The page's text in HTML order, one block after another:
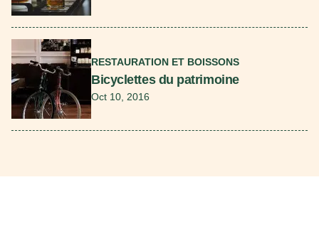
RESTAURATION ET BOISSONS
Bicyclettes du patrimoine
Oct 10, 2016